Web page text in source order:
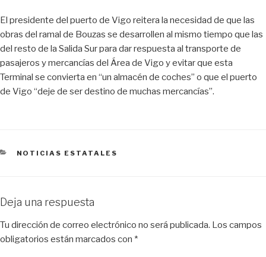
El presidente del puerto de Vigo reitera la necesidad de que las
obras del ramal de Bouzas se desarrollen al mismo tiempo que las
del resto de la Salida Sur para dar respuesta al transporte de
pasajeros y mercancías del Área de Vigo y evitar que esta
Terminal se convierta en “un almacén de coches” o que el puerto
de Vigo “deje de ser destino de muchas mercancías”.
CATEGORÍAS
NOTICIAS ESTATALES
Deja una respuesta
Tu dirección de correo electrónico no será publicada. Los campos
obligatorios están marcados con *